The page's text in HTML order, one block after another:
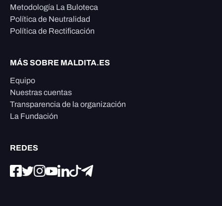
Metodología La Buloteca
Política de Neutralidad
Política de Rectificación
MÁS SOBRE MALDITA.ES
Equipo
Nuestras cuentas
Transparencia de la organización
La Fundación
REDES